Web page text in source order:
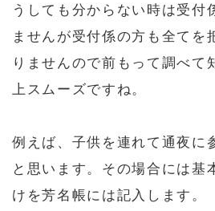
うしても分からない時は受付
ませんが受付係の方も全てを
りませんので前もって調べて
上スムーズですね。
例えば、子供を連れて通夜に
と思います。その場合には基
けを芳名帳には記入します。